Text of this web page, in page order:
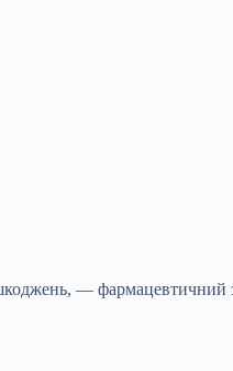
— фармацевтичний